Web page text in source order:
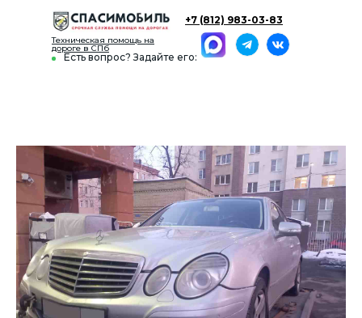
Есть вопрос? Задайте его:
+7 (812) 983-03-83
Техническая помощь на
дороге в СПб